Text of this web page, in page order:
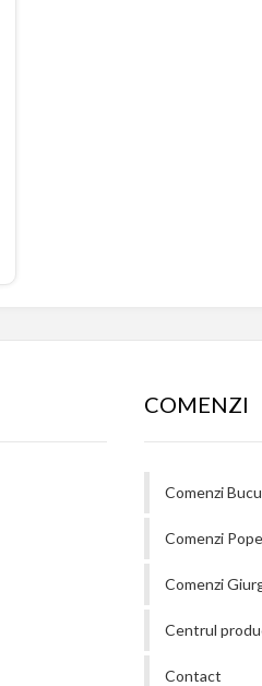
COMENZI
Comenzi
Comenzi
Comenzi
Centrul
Contact